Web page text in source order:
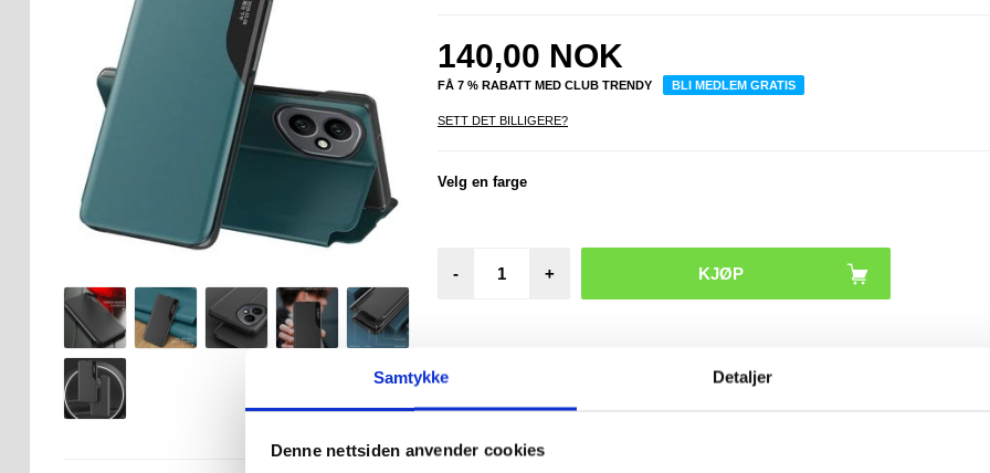
Samtykke Detaljer
Denne nettsiden anvender cookies
140,00 NOK
FÅ 7 % RABATT MED CLUB TRENDY BLI MEDLEM GRATIS
SETT DET BILLIGERE?
Velg en farge
- +